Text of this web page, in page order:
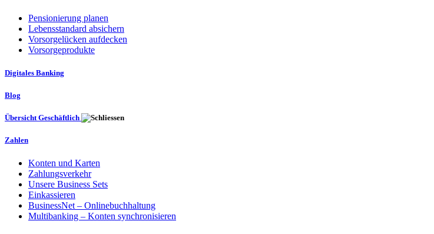
Pensionierung planen
Lebensstandard absichern
Vorsorgelücken aufdecken
Vorsorgeprodukte
Digitales Banking
Blog
Übersicht Geschäftlich
Zahlen
Konten und Karten
Zahlungsverkehr
Unsere Business Sets
Einkassieren
BusinessNet – Onlinebuchhaltung
Multibanking – Konten synchronisieren